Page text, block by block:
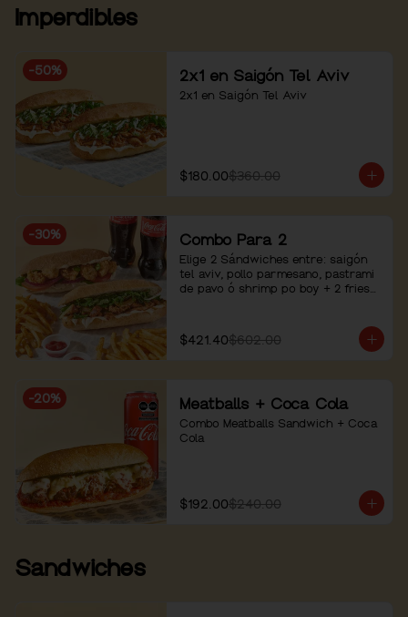
Imperdibles
-50% 2x1 en Saigón Tel Aviv
2x1 en Saigón Tel Aviv
$180.00$360.00
-30% Combo Para 2
Elige 2 Sándwiches entre: saigón
tel aviv, pollo parmesano, pastrami
de pavo ó shrimp po boy + 2 fries+
$421.40$602.00
-20% Meatballs + Coca Cola
Combo Meatballs Sandwich + Coca
Cola
$192.00$240.00
Sandwiches